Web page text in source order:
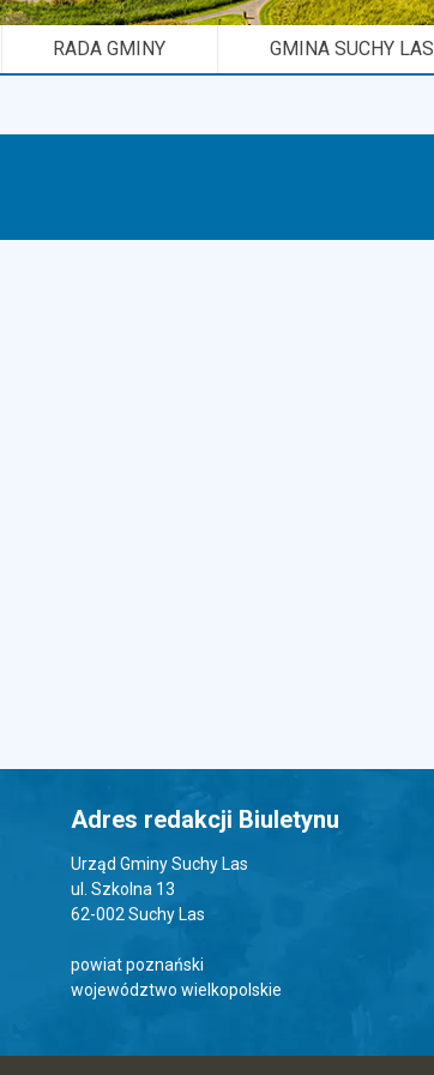
RADA GMINY GMINA SUCHY LAS
Adres redakcji Biuletynu
Urząd Gminy Suchy Las
ul. Szkolna 13
62-002 Suchy Las
powiat poznański
województwo wielkopolskie